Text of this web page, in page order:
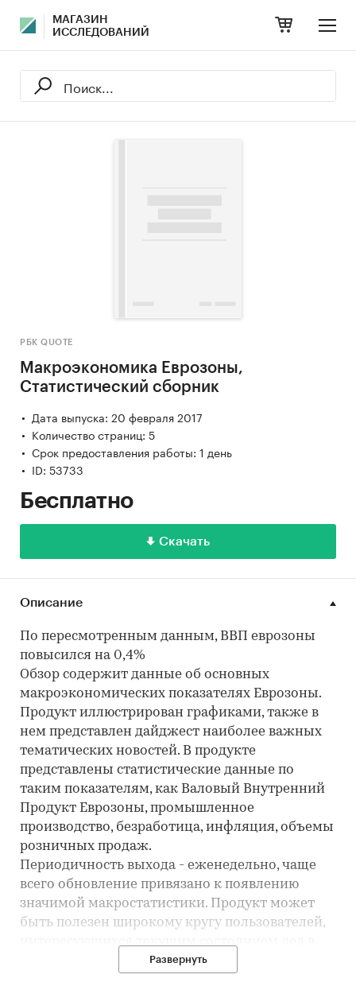
МАГАЗИН
ИССЛЕДОВАНИЙ
РБК QUOTE
Макроэкономика Еврозоны,
Статистический сборник
Дата выпуска: 20 февраля 2017
Количество страниц: 5
Срок предоставления работы: 1 день
ID: 53733
Бесплатно
Скачать
Описание
По пересмотренным данным, ВВП еврозоны
повысился на 0,4%
Обзор содержит данные об основных
макроэкономических показателях Еврозоны.
Продукт иллюстрирован графиками, также в
нем представлен дайджест наиболее важных
тематических новостей. В продукте
представлены статистические данные по
таким показателям, как Валовый Внутренний
Продукт Еврозоны, промышленное
производство, безработица, инфляция, объемы
розничных продаж.
Периодичность выхода - еженедельно, чаще
всего обновление привязано к появлению
значимой макростатистики. Продукт может
быть полезен широкому кругу пользователей,
экономике Еврозоны и желающих иметь
Развернуть